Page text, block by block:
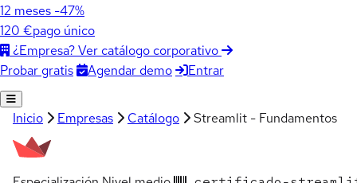
12 meses -47%
120 €pago único
¿Empresa? Ver catálogo corporativo
Probar gratis
Agendar demo Entrar
Inicio Empresas Catálogo Streamlit - Fundamentos